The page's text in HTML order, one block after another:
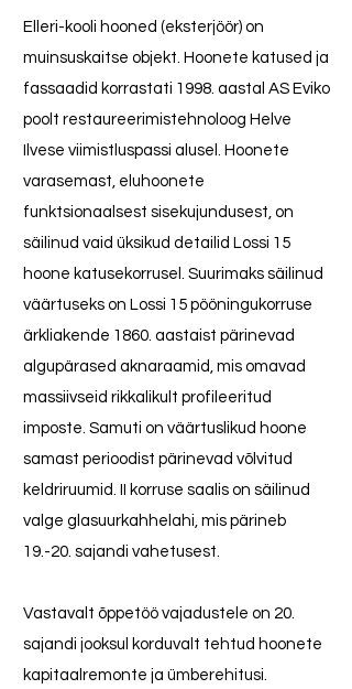
Elleri-kooli hooned (eksterjöör) on
muinsuskaitse objekt. Hoonete katused ja
fassaadid korrastati 1998. aastal AS Eviko
poolt restaureerimistehnoloog Helve
Ilvese viimistluspassi alusel. Hoonete
varasemast, eluhoonete
funktsionaalsest sisekujundusest, on
säilinud vaid üksikud detailid Lossi 15
hoone katusekorrusel. Suurimaks säilinud
väärtuseks on Lossi 15 pööningukorruse
ärkliakende 1860. aastaist pärinevad
algupärased aknaraamid, mis omavad
massiivseid rikkalikult profileeritud
imposte. Samuti on väärtuslikud hoone
samast perioodist pärinevad võlvitud
keldriruumid. II korruse saalis on säilinud
valge glasuurkahhelahi, mis pärineb
19.-20. sajandi vahetusest.
Vastavalt õppetöö vajadustele on 20.
sajandi jooksul korduvalt tehtud hoonete
kapitaalremonte ja ümberehitusi.